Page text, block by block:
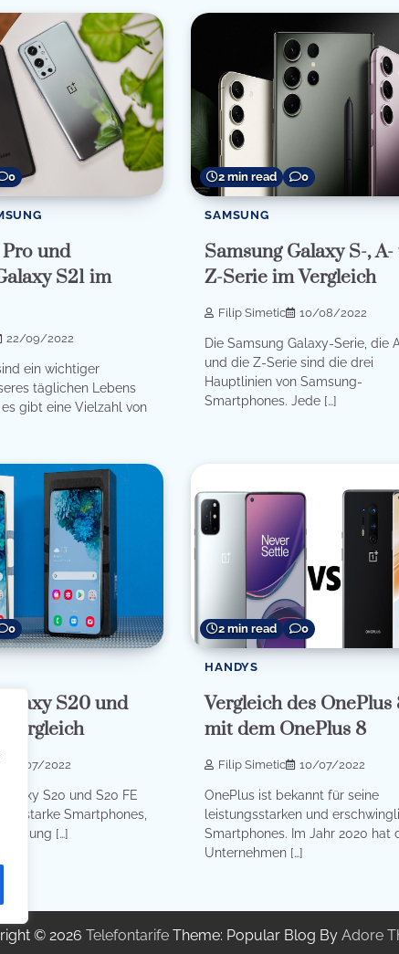
0
und
S21 im
22/09/2022
ein wichtiger
täglichen Lebens
gibt eine Vielzahl von
2 min read 0
SAMSUNG
Samsung Galaxy S-,
Z-Serie im Vergleich
Filip Simetic 10/08/2022
Die Samsung Galaxy-Serie, die
und die Z-Serie sind die drei
Hauptlinien von Samsung-
Smartphones. Jede […]
0
S20 und
Vergleich
21/07/2022
S20 und S20 FE
Smartphones,
[…]
2 min read 0
HANDYS
Vergleich des OnePlus
mit dem OnePlus 8
Filip Simetic 10/07/2022
OnePlus ist bekannt für seine
leistungsstarken und
Smartphones. Im Jahr 2020 hat
Unternehmen […]
© 2026 TelefontarifeTheme: Popular Blog By Adore